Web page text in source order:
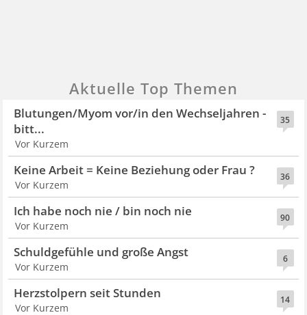
Aktuelle Top Themen
35
Blutungen/Myom vor/in den Wechseljahren -
bitt...
Vor Kurzem
36
Keine Arbeit = Keine Beziehung oder Frau ?
Vor Kurzem
90
Ich habe noch nie / bin noch nie
Vor Kurzem
6
Schuldgefühle und große Angst
Vor Kurzem
14
Herzstolpern seit Stunden
Vor Kurzem